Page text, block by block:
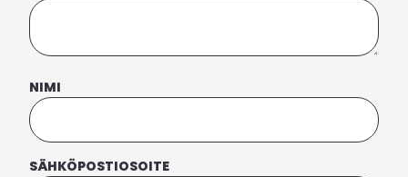
NIMI
SÄHKÖPOSTIOSOITE